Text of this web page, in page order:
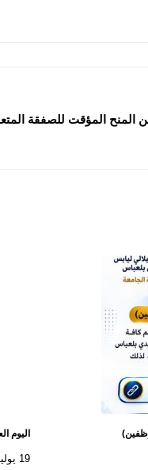
المنح المؤقت للصفقة
اليوم العلمي – 9
19 يوليو, 2026